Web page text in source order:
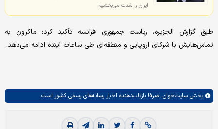
ایران را شدت می‌بخشیم.
طبق گزارش الجزیره، ریاست جمهوری فرانسه تأکید کرد: ماکرون به
تماس‌هایش با شرکای اروپایی و منطقه‌ای طی ساعات آینده ادامه می‌دهد.
بخش سایت‌خوان، صرفا بازتاب‌دهنده اخبار رسانه‌های رسمی کشور است.